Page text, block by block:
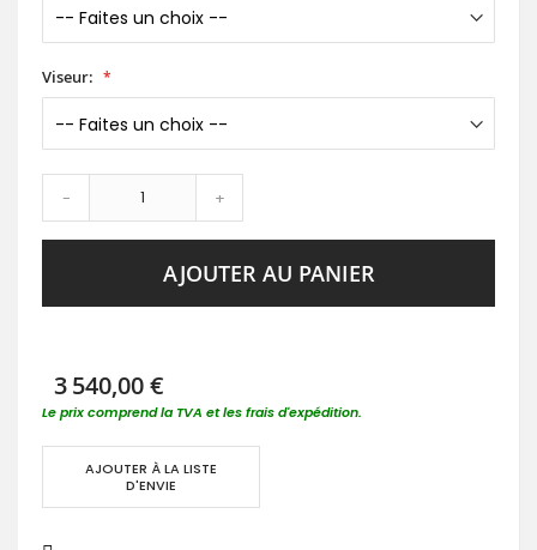
Viseur:
- +
AJOUTER AU PANIER
3 540,00 €
Le prix comprend la TVA et les frais d'expédition.
AJOUTER À LA LISTE
D'ENVIE